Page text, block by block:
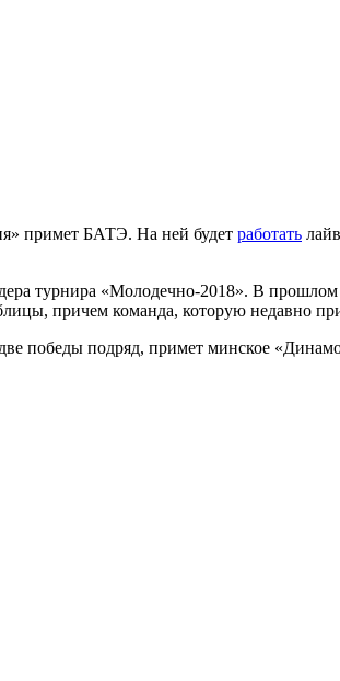
примет БАТЭ. На ней будет работать
турнира «Молодечно-2018». В
причем команда, которую недавно
победы подряд, примет минское